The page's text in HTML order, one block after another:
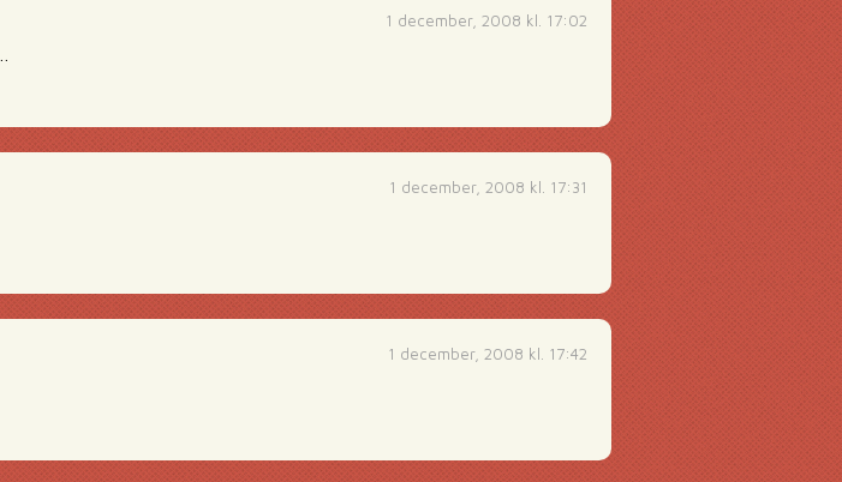
1 december, 2008 kl. 17:02
1 december, 2008 kl. 17:31
1 december, 2008 kl. 17:42